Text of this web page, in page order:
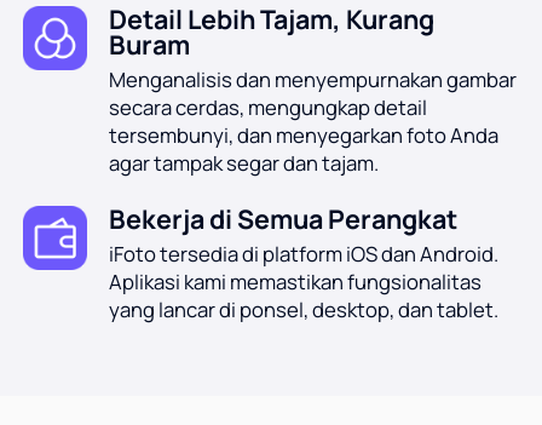
Detail Lebih Tajam, Kurang
Buram
Menganalisis dan menyempurnakan gambar
secara cerdas, mengungkap detail
tersembunyi, dan menyegarkan foto Anda
agar tampak segar dan tajam.
Bekerja di Semua Perangkat
iFoto tersedia di platform iOS dan Android.
Aplikasi kami memastikan fungsionalitas
yang lancar di ponsel, desktop, dan tablet.